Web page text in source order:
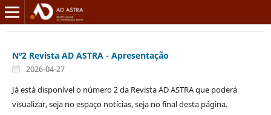
Nº2 Revista AD ASTRA - Apresentação
2026-04-27
Já está disponível o número 2 da Revista AD ASTRA que poderá
visualizar, seja no espaço notícias, seja no final desta página.